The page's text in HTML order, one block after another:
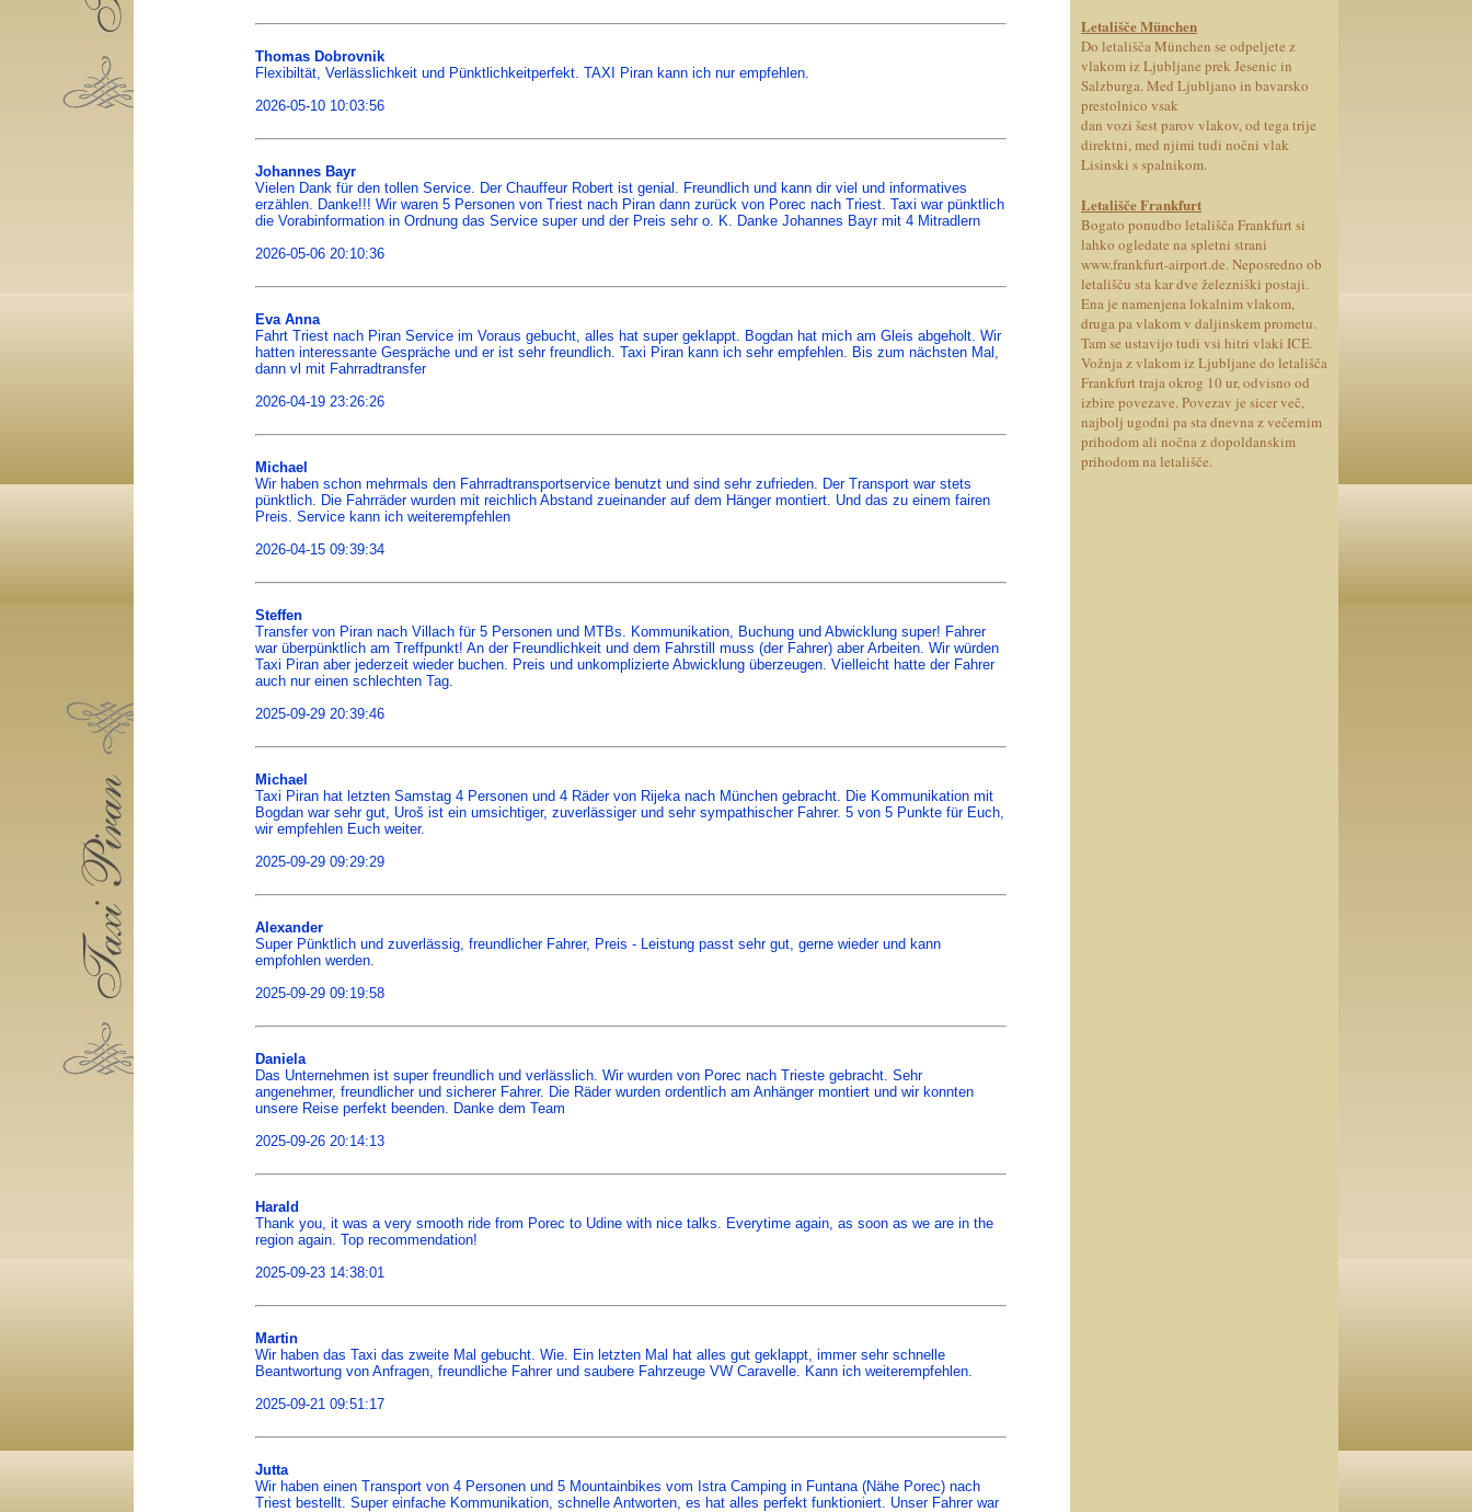
Thomas Dobrovnik
Flexibiltät, Verlässlichkeit und Pünktlichkeitperfekt. TAXI Piran kann ich nur empfehlen.
2026-05-10 10:03:56
Johannes Bayr
Vielen Dank für den tollen Service. Der Chauffeur Robert ist genial. Freundlich und kann dir viel und informatives
erzählen. Danke!!! Wir waren 5 Personen von Triest nach Piran dann zurück von Porec nach Triest. Taxi war pünktlich
die Vorabinformation in Ordnung das Service super und der Preis sehr o. K. Danke Johannes Bayr mit 4 Mitradlern
2026-05-06 20:10:36
Eva Anna
Fahrt Triest nach Piran Service im Voraus gebucht, alles hat super geklappt. Bogdan hat mich am Gleis abgeholt. Wir
hatten interessante Gespräche und er ist sehr freundlich. Taxi Piran kann ich sehr empfehlen. Bis zum nächsten Mal,
dann vl mit Fahrradtransfer
2026-04-19 23:26:26
Michael
Wir haben schon mehrmals den Fahrradtransportservice benutzt und sind sehr zufrieden. Der Transport war stets
pünktlich. Die Fahrräder wurden mit reichlich Abstand zueinander auf dem Hänger montiert. Und das zu einem fairen
Preis. Service kann ich weiterempfehlen
2026-04-15 09:39:34
Steffen
Transfer von Piran nach Villach für 5 Personen und MTBs. Kommunikation, Buchung und Abwicklung super! Fahrer
war überpünktlich am Treffpunkt! An der Freundlichkeit und dem Fahrstill muss (der Fahrer) aber Arbeiten. Wir würden
Taxi Piran aber jederzeit wieder buchen. Preis und unkomplizierte Abwicklung überzeugen. Vielleicht hatte der Fahrer
auch nur einen schlechten Tag.
2025-09-29 20:39:46
Michael
Taxi Piran hat letzten Samstag 4 Personen und 4 Räder von Rijeka nach München gebracht. Die Kommunikation mit
Bogdan war sehr gut, Uroš ist ein umsichtiger, zuverlässiger und sehr sympathischer Fahrer. 5 von 5 Punkte für Euch,
wir empfehlen Euch weiter.
2025-09-29 09:29:29
Alexander
Super Pünktlich und zuverlässig, freundlicher Fahrer, Preis - Leistung passt sehr gut, gerne wieder und kann
empfohlen werden.
2025-09-29 09:19:58
Daniela
Das Unternehmen ist super freundlich und verlässlich. Wir wurden von Porec nach Trieste gebracht. Sehr
angenehmer, freundlicher und sicherer Fahrer. Die Räder wurden ordentlich am Anhänger montiert und wir konnten
unsere Reise perfekt beenden. Danke dem Team
2025-09-26 20:14:13
Harald
Thank you, it was a very smooth ride from Porec to Udine with nice talks. Everytime again, as soon as we are in the
region again. Top recommendation!
2025-09-23 14:38:01
Martin
Wir haben das Taxi das zweite Mal gebucht. Wie. Ein letzten Mal hat alles gut geklappt, immer sehr schnelle
Beantwortung von Anfragen, freundliche Fahrer und saubere Fahrzeuge VW Caravelle. Kann ich weiterempfehlen.
2025-09-21 09:51:17
Jutta
Wir haben einen Transport von 4 Personen und 5 Mountainbikes vom Istra Camping in Funtana (Nähe Porec) nach
Triest bestellt. Super einfache Kommunikation, schnelle Antworten, es hat alles perfekt funktioniert. Unser Fahrer war
Letališče München
Do letališča München se odpeljete z
vlakom iz Ljubljane prek Jesenic in
Salzburga. Med Ljubljano in bavarsko
prestolnico vsak
dan vozi šest parov vlakov, od tega trije
direktni, med njimi tudi nočni vlak
Lisinski s spalnikom.
Letališče Frankfurt
Bogato ponudbo letališča Frankfurt si
lahko ogledate na spletni strani
www.frankfurt-airport.de. Neposredno ob
letališču sta kar dve železniški postaji.
Ena je namenjena lokalnim vlakom,
druga pa vlakom v daljinskem prometu.
Tam se ustavijo tudi vsi hitri vlaki ICE.
Vožnja z vlakom iz Ljubljane do letališča
Frankfurt traja okrog 10 ur, odvisno od
izbire povezave. Povezav je sicer več,
najbolj ugodni pa sta dnevna z večernim
prihodom ali nočna z dopoldanskim
prihodom na letališče.